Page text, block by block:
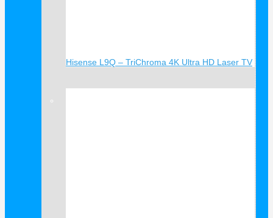
Hisense L9Q – TriChroma 4K Ultra HD Laser TV